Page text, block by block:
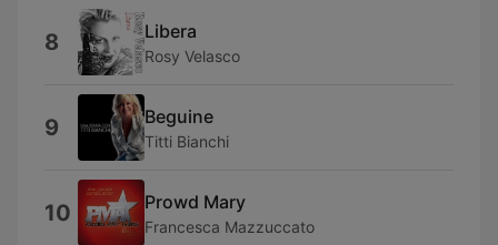
8 Libera
Rosy Velasco
9 Beguine
Titti Bianchi
10 Prowd Mary
Francesca Mazzuccato